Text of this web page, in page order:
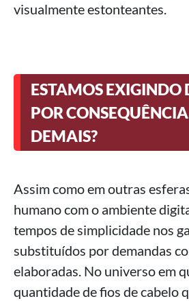
visualmente estonteantes.
ESTAMOS EXIGINDO
POR
DEMAIS?
Assim como em outras
humano com o ambiente
tempos de simplicidade nos
substituídos por demandas
elaboradas. No universo em
quantidade de fios de cabelo